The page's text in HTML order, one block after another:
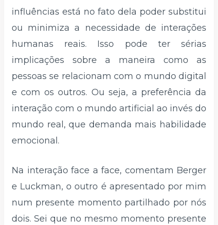
influências está no fato dela poder substitui
ou minimiza a necessidade de interações
humanas reais. Isso pode ter sérias
implicações sobre a maneira como as
pessoas se relacionam com o mundo digital
e com os outros. Ou seja, a preferência da
interação com o mundo artificial ao invés do
mundo real, que demanda mais habilidade
emocional.
Na interação face a face, comentam Berger
e Luckman, o outro é apresentado por mim
num presente momento partilhado por nós
dois. Sei que no mesmo momento presente